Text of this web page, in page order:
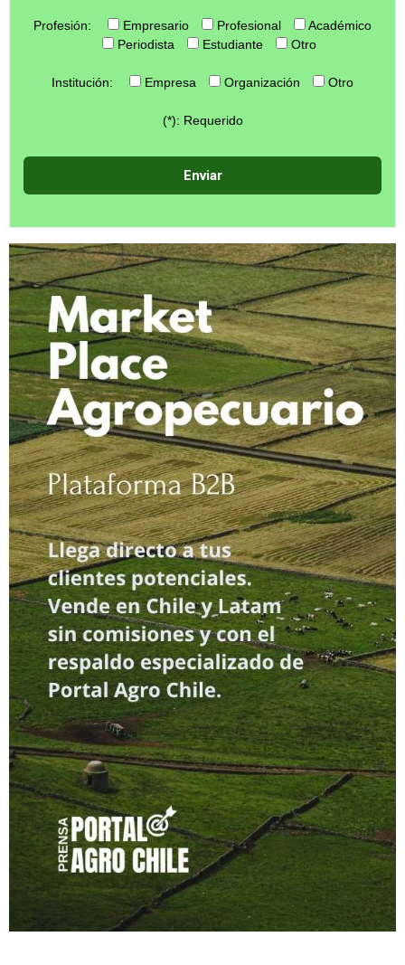
Profesión: Empresario Profesional
Académico
Periodista
Estudiante Otro
Institución: Empresa Organización Otro
(*): Requerido